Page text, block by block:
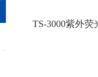
TS-3000紫外